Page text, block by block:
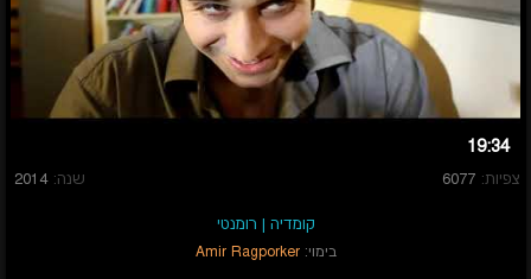
19:34
צפיות: 6077 שנה: 2014
קומדיה | רומנטי
בימוי: Amir Ragporker